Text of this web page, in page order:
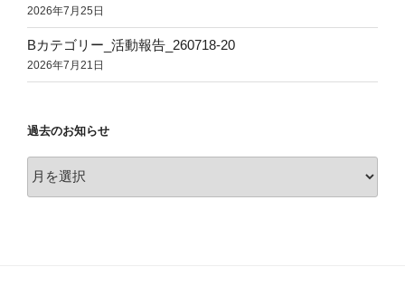
2026年7月25日
Bカテゴリー_活動報告_260718-20
2026年7月21日
過去のお知らせ
去